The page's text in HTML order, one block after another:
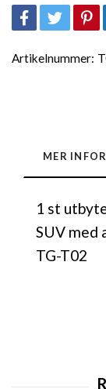
Artikelnummer:
MER
1 st
SUV med
TG-T02